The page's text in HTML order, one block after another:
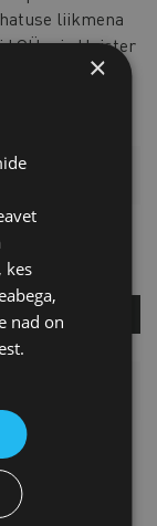
liikmena
OÜ-s ja Heister
LISA
×
kes
nad on